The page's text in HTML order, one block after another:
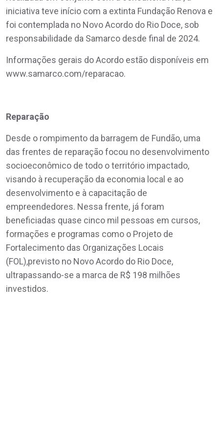
iniciativa teve início com a extinta Fundação Renova e
foi contemplada no Novo Acordo do Rio Doce, sob
responsabilidade da Samarco desde final de 2024.
Informações gerais do Acordo estão disponíveis em
www.samarco.com/reparacao.
Reparação
Desde o rompimento da barragem de Fundão, uma
das frentes de reparação focou no desenvolvimento
socioeconômico de todo o território impactado,
visando à recuperação da economia local e ao
desenvolvimento e à capacitação de
empreendedores. Nessa frente, já foram
beneficiadas quase cinco mil pessoas em cursos,
formações e programas como o Projeto de
Fortalecimento das Organizações Locais
(FOL),previsto no Novo Acordo do Rio Doce,
ultrapassando-se a marca de R$ 198 milhões
investidos.